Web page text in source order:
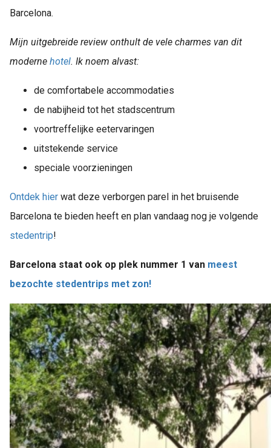
Barcelona.
Mijn uitgebreide review onthult de vele charmes van dit
moderne hotel. Ik noem alvast:
de comfortabele accommodaties
de nabijheid tot het stadscentrum
voortreffelijke eetervaringen
uitstekende service
speciale voorzieningen
Ontdek hier wat deze verborgen parel in het bruisende
Barcelona te bieden heeft en plan vandaag nog je volgende
stedentrip!
Barcelona staat ook op plek nummer 1 van meest
bezochte stedentrips met zon!